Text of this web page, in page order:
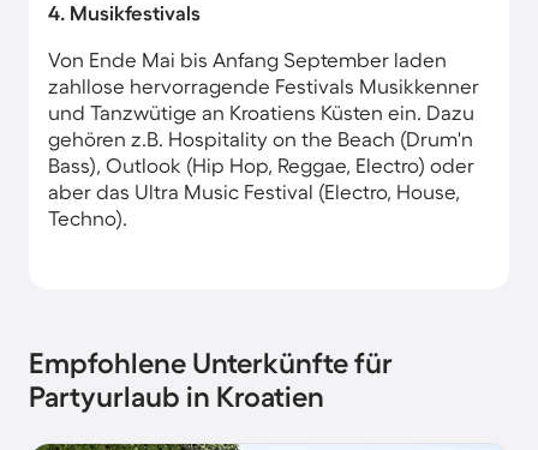
4. Musikfestivals
Von Ende Mai bis Anfang September laden
zahllose hervorragende Festivals Musikkenner
und Tanzwütige an Kroatiens Küsten ein. Dazu
gehören z.B. Hospitality on the Beach (Drum'n
Bass), Outlook (Hip Hop, Reggae, Electro) oder
aber das Ultra Music Festival (Electro, House,
Techno).
Empfohlene Unterkünfte für
Partyurlaub in Kroatien